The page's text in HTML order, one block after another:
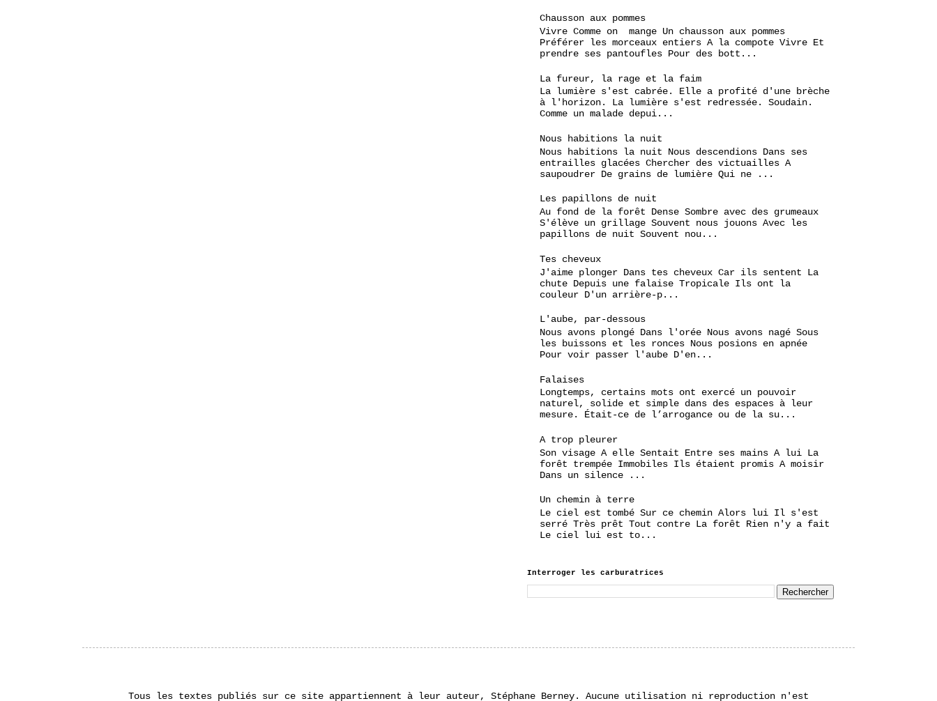
Chausson aux pommes
Vivre Comme on mange Un chausson aux pommes
Préférer les morceaux entiers A la compote Vivre Et
prendre ses pantoufles Pour des bott...
La fureur, la rage et la faim
La lumière s'est cabrée. Elle a profité d'une brèche
à l'horizon. La lumière s'est redressée. Soudain.
Comme un malade depui...
Nous habitions la nuit
Nous habitions la nuit Nous descendions Dans ses
entrailles glacées Chercher des victuailles A
saupoudrer De grains de lumière Qui ne ...
Les papillons de nuit
Au fond de la forêt Dense Sombre avec des grumeaux
S'élève un grillage Souvent nous jouons Avec les
papillons de nuit Souvent nou...
Tes cheveux
J'aime plonger Dans tes cheveux Car ils sentent La
chute Depuis une falaise Tropicale Ils ont la
couleur D'un arrière-p...
L'aube, par-dessous
Nous avons plongé Dans l'orée Nous avons nagé Sous
les buissons et les ronces Nous posions en apnée
Pour voir passer l'aube D'en...
Falaises
Longtemps, certains mots ont exercé un pouvoir
naturel, solide et simple dans des espaces à leur
mesure. Était-ce de l’arrogance ou de la su...
A trop pleurer
Son visage A elle Sentait Entre ses mains A lui La
forêt trempée Immobiles Ils étaient promis A moisir
Dans un silence ...
Un chemin à terre
Le ciel est tombé Sur ce chemin Alors lui Il s'est
serré Très prêt Tout contre La forêt Rien n'y a fait
Le ciel lui est to...
Interroger les carburatrices
Tous les textes publiés sur ce site appartiennent à leur auteur, Stéphane Berney. Aucune utilisation ni reproduction n'est